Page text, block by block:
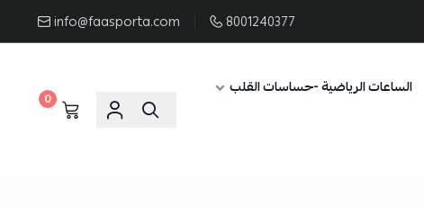
8001240377
info@faasporta.com
الساعات الرياضية -حساسات القلب
0